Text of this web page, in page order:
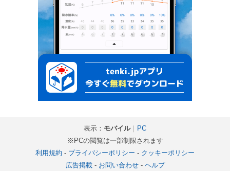
表示： モバイル｜ PC
※PCの閲覧は一部制限されます
利用規約 - プライバシーポリシー - クッキーポリシー
広告掲載- お問い合わせ- ヘルプ